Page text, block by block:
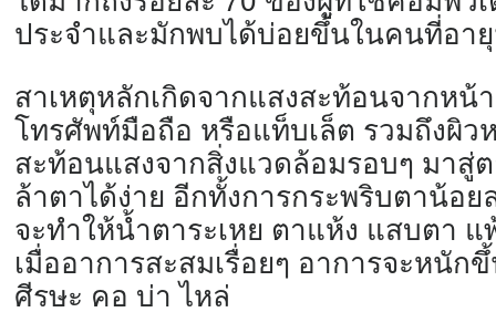
ประจำและมักพบได้บ่อยขึ้นในคนที่อา
สาเหตุหลักเกิดจากแสงสะท้อนจากหน้
โทรศัพท์มือถือ หรือแท็บเล็ต รวมถึงผิว
สะท้อนแสงจากสิ่งแวดล้อมรอบๆ มาสู่
ล้าตาได้ง่าย อีกทั้งการกระพริบตาน้อ
จะทำให้น้ำตาระเหย ตาแห้ง แสบตา
เมื่ออาการสะสมเรื่อยๆ อาการจะหนัก
ศีรษะ คอ บ่า ไหล่